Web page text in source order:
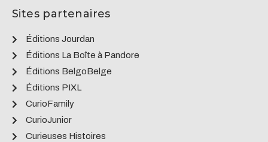
Sites partenaires
Éditions Jourdan
Éditions La Boîte à Pandore
Éditions BelgoBelge
Éditions PIXL
CurioFamily
CurioJunior
Curieuses Histoires